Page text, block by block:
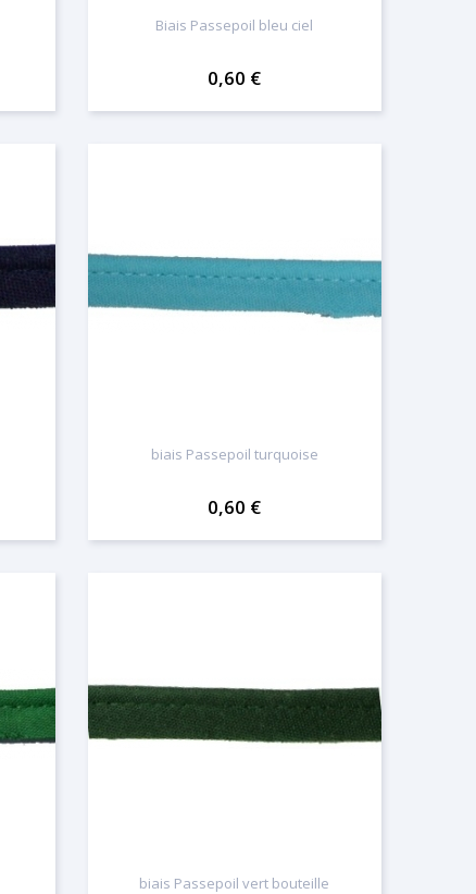
Biais Passepoil bleu ciel
0,60 €
biais Passepoil turquoise
0,60 €
biais Passepoil vert bouteille